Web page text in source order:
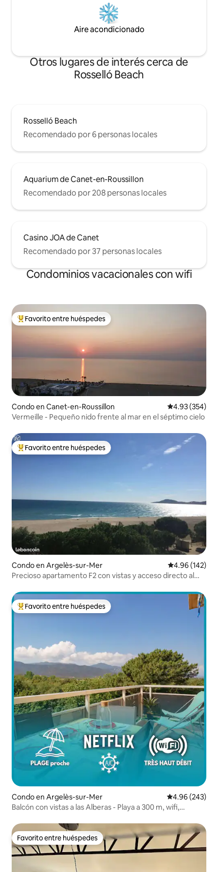
Aire acondicionado
Otros lugares de interés cerca de
Rosselló Beach
Rosselló Beach
Recomendado por 6 personas locales
Aquarium de Canet-en-Roussillon
Recomendado por 208 personas locales
Casino JOA de Canet
Recomendado por 37 personas locales
Condominios vacacionales con wifi
Favorito entre huéspedes preferido
Favorito entre huéspedes
Condo en Canet-en-Roussillon Calificación
4.93 (354)
Vermeille - Pequeño nido frente al mar en el séptimo cielo
Favorito entre huéspedes preferido
Favorito entre huéspedes
Condo en Argelès-sur-Mer Calificación
4.96 (142)
Precioso apartamento F2 con vistas y acceso directo al
Favorito entre huéspedes preferido
Favorito entre huéspedes
Condo en Argelès-sur-Mer Calificación
4.96 (243)
Balcón con vistas a las Alberas - Playa a 300 m, wifi,
Favorito entre huéspedes
Favorito entre huéspedes